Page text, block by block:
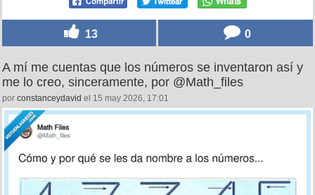
13 0
A mí me cuentas que los números se inventaron así y
me lo creo, sinceramente, por @Math_files
por constanceydavid el 15 may 2026, 17:01